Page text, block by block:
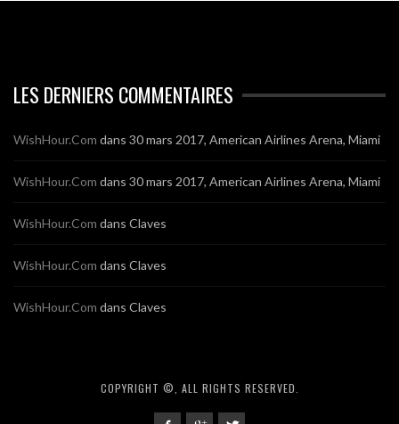
LES DERNIERS COMMENTAIRES
WishHour.Com dans 30 mars 2017, American Airlines Arena, Miami
WishHour.Com dans 30 mars 2017, American Airlines Arena, Miami
WishHour.Com dans Claves
WishHour.Com dans Claves
WishHour.Com dans Claves
COPYRIGHT ©, ALL RIGHTS RESERVED.